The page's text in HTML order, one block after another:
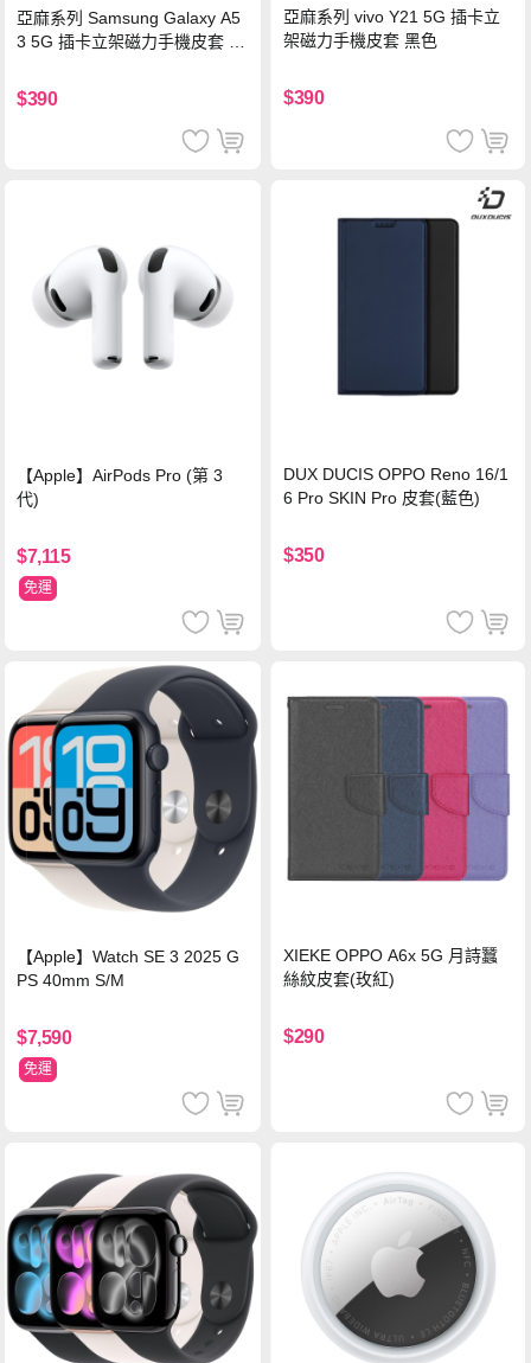
亞麻系列 Samsung Galaxy A5
3 5G 插卡立架磁力手機皮套 藍
$390
亞麻系列 vivo Y21 5G 插卡立
架磁力手機皮套 黑色
$390
【Apple】AirPods Pro (第 3
代)
$7,115
免運
DUX DUCIS OPPO Reno 16/1
6 Pro SKIN Pro 皮套(藍色)
$350
【Apple】Watch SE 3 2025 G
PS 40mm S/M
$7,590
免運
XIEKE OPPO A6x 5G 月詩蠶
絲紋皮套(玫紅)
$290